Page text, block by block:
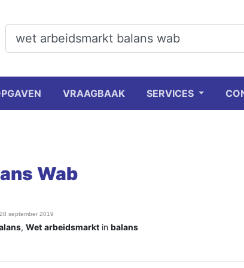
VRAAGBAAK SERVICES
Wab
28 september 2019
, Wet arbeidsmarkt in balans